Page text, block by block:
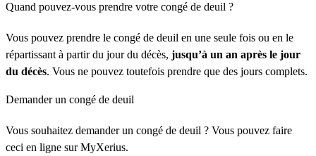
Quand pouvez-vous prendre votre congé de deuil ?
Vous pouvez prendre le congé de deuil en une seule fois ou en le
répartissant à partir du jour du décès, jusqu’à un an après le jour
du décès. Vous ne pouvez toutefois prendre que des jours complets.
Demander un congé de deuil
Vous souhaitez demander un congé de deuil ? Vous pouvez faire
ceci en ligne sur MyXerius.